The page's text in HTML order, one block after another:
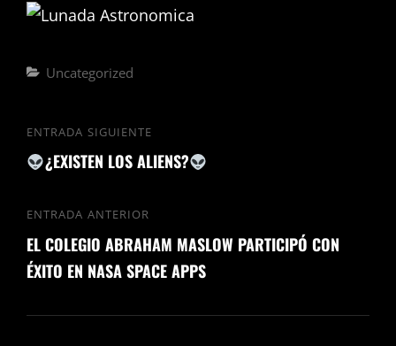
Uncategorized
ENTRADA ANTERIOR
EL COLEGIO ABRAHAM MASLOW PARTICIPÓ CON
ÉXITO EN NASA SPACE APPS
ENTRADA SIGUIENTE
¿EXISTEN LOS ALIENS?